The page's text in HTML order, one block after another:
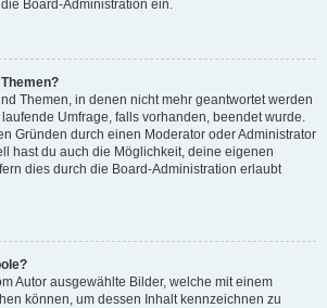
Board-Administration ein.
Themen, in denen nicht mehr geantwortet werden
Umfrage, falls vorhanden, beendet wurde.
Gründen durch einen Moderator oder Administrator
hast du auch die Möglichkeit, deine eigenen
dies durch die Board-Administration erlaubt
Autor ausgewählte Bilder, welche mit einem
können, um dessen Inhalt kennzeichnen zu